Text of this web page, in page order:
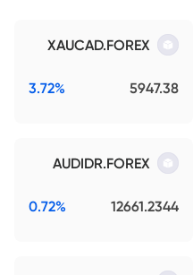
XAUCAD.FOREX
5947.38
3.72%
AUDIDR.FOREX
12661.2344
0.72%